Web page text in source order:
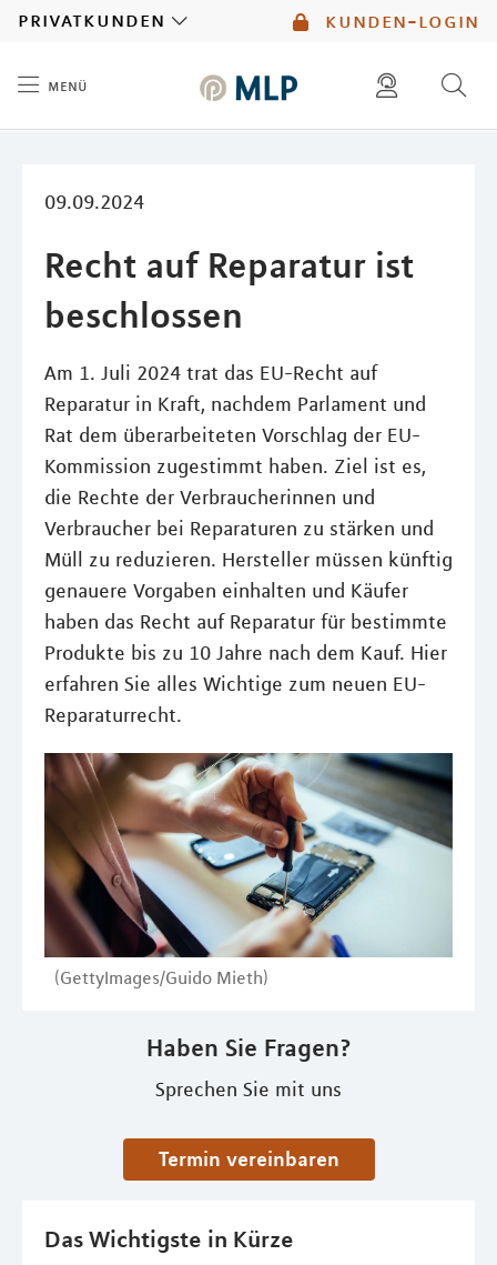
kunden-login
privatkunden
menü
09.09.2024
Recht auf Reparatur ist
beschlossen
Am 1. Juli 2024 trat das EU-Recht auf
Reparatur in Kraft, nachdem Parlament und
Rat dem überarbeiteten Vorschlag der EU-
Kommission zugestimmt haben. Ziel ist es,
die Rechte der Verbraucherinnen und
Verbraucher bei Reparaturen zu stärken und
Müll zu reduzieren. Hersteller müssen künftig
genauere Vorgaben einhalten und Käufer
haben das Recht auf Reparatur für bestimmte
Produkte bis zu 10 Jahre nach dem Kauf. Hier
erfahren Sie alles Wichtige zum neuen EU-
Reparaturrecht.
(GettyImages/Guido Mieth)
Haben Sie Fragen?
Sprechen Sie mit uns
Termin vereinbaren
Das Wichtigste in Kürze